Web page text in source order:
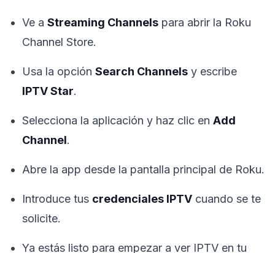
Ve a Streaming Channels para abrir la Roku
Channel Store.
Usa la opción Search Channels y escribe
IPTV Star.
Selecciona la aplicación y haz clic en Add
Channel.
Abre la app desde la pantalla principal de Roku.
Introduce tus credenciales IPTV cuando se te
solicite.
Ya estás listo para empezar a ver IPTV en tu